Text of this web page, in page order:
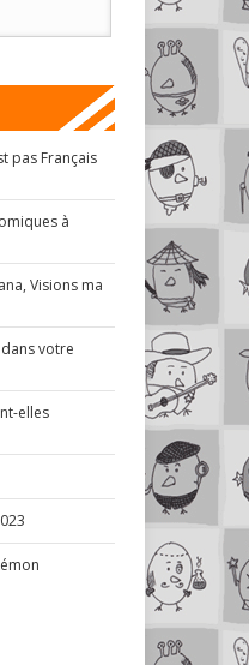
pas Français
à
Visions ma
votre
elles